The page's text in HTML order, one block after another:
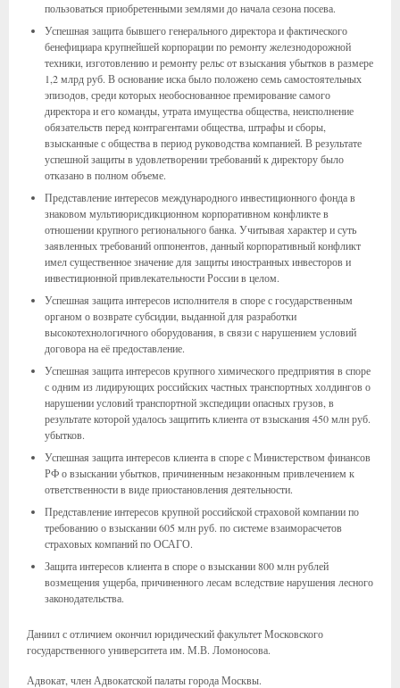
пользоваться приобретенными землями до начала сезона посева.
Успешная защита бывшего генерального директора и фактического
бенефициара крупнейшей корпорации по ремонту железнодорожной
техники, изготовлению и ремонту рельс от взыскания убытков в размере
1,2 млрд руб. В основание иска было положено семь самостоятельных
эпизодов, среди которых необоснованное премирование самого
директора и его команды, утрата имущества общества, неисполнение
обязательств перед контрагентами общества, штрафы и сборы,
взысканные с общества в период руководства компанией. В результате
успешной защиты в удовлетворении требований к директору было
отказано в полном объеме.
Представление интересов международного инвестиционного фонда в
знаковом мультиюрисдикционном корпоративном конфликте в
отношении крупного регионального банка. Учитывая характер и суть
заявленных требований оппонентов, данный корпоративный конфликт
имел существенное значение для защиты иностранных инвесторов и
инвестиционной привлекательности России в целом.
Успешная защита интересов исполнителя в споре с государственным
органом о возврате субсидии, выданной для разработки
высокотехнологичного оборудования, в связи с нарушением условий
договора на её предоставление.
Успешная защита интересов крупного химического предприятия в споре
с одним из лидирующих российских частных транспортных холдингов о
нарушении условий транспортной экспедиции опасных грузов, в
результате которой удалось защитить клиента от взыскания 450 млн руб.
убытков.
Успешная защита интересов клиента в споре с Министерством финансов
РФ о взыскании убытков, причиненным незаконным привлечением к
ответственности в виде приостановления деятельности.
Представление интересов крупной российской страховой компании по
требованию о взыскании 605 млн руб. по системе взаиморасчетов
страховых компаний по ОСАГО.
Защита интересов клиента в споре о взыскании 800 млн рублей
возмещения ущерба, причиненного лесам вследствие нарушения лесного
законодательства.
Даниил с отличием окончил юридический факультет Московского
государственного университета им. М.В. Ломоносова.
Адвокат, член Адвокатской палаты города Москвы.